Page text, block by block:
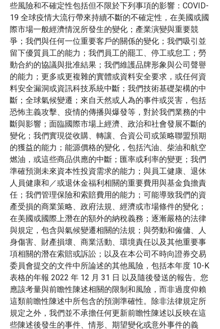
些風險和不確定性包括但不限於下列事項的影響：COVID-
19 全球疫情大流行帶來持續不斷的不確定性，在美國或國
際市場一般經濟情況所發生的變化；產業演變與重要競
爭；我們與任何一位重要客戶的關係的變化；我們吸引並
留下優質員工的能力；我們員工的罷工、停工或怠工；勞
動合約的協議與批准結果；我們維護品牌形象與公司聲譽
的能力；更多或更複雜的實體或資料安全要求，或任何資
料安全漏洞或資訊科技系統中斷；我們技術基礎架構的中
斷；全球氣候變遷；來自天然或人為的事件或災害，包括
恐怖主義攻擊、疫情的傳播與爆發等，對於我們業務的中
斷與影響；面臨國際市場上經濟、政治和社會發展不斷的
變化；我們實現從收購、轉讓、合資公司或策略聯盟預期
的獲益的能力；能源價格的變化，包括汽油、柴油和航空
燃油，或這些商品供應的中斷；匯率或利率的變更；我們
準確預測未來資本性投資需求的能力；與員工健康、退休
人員健康和／或退休金福利相關的重要費用與基金負擔責
任；我們管理保險和索賠費用的能力；可能導致我們的資
產受損的商業策略、政府法規、經濟或市場條件的變化；
在美國或國際上潛在的額外的納稅義務；逐漸嚴格的法律
與規定，包含與氣候變遷相關的法規；與勞動和僱傭、人
身傷害、財產損壞、商業活動、環境責任以及其他重要事
項相關的潛在索賠或訴訟；以及在本公司不時向證券交易
委員會提交的文件中所論述的其他風險，包括本年度 10-K
表格的年報 2022 年 12 月 31 日 以及隨後發送的報告。您
應該考量與前瞻性陳述相關的限制和風險，而非過度仰賴
這類前瞻性陳述中所包含的預測準確性。除非法律規定所
規定之外，我們並不承擔任何更新前瞻性陳述以反映在這
些陳述後發生的事件、情形、期望變化或意外事件的義